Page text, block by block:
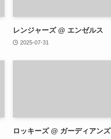
レンジャーズ @ エンゼルス
2025-07-31
ロッキーズ @ ガーディアンズ